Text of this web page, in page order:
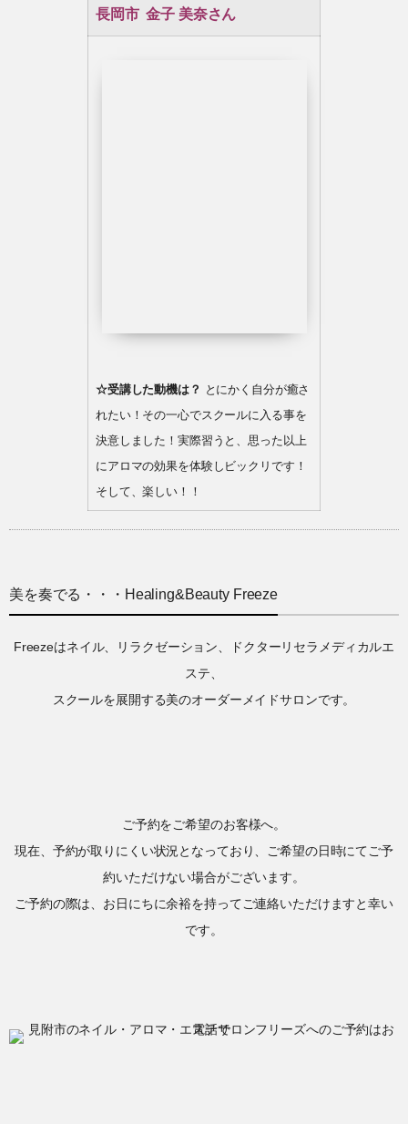
長岡市 金子 美奈さん
☆受講した動機は？ とにかく自分が癒さ
れたい！その一心でスクールに入る事を
決意しました！実際習うと、思った以上
にアロマの効果を体験しビックリです！
そして、楽しい！！
美を奏でる・・・Healing&Beauty Freeze
Freezeはネイル、リラクゼーション、ドクターリセラメディカルエ
ステ、
スクールを展開する美のオーダーメイドサロンです。
ご予約をご希望のお客様へ。
現在、予約が取りにくい状況となっており、ご希望の日時にてご予
約いただけない場合がございます。
ご予約の際は、お日にちに余裕を持ってご連絡いただけますと幸い
です。